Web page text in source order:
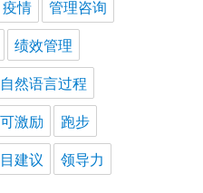
疫情
管理咨询
绩效管理
自然语言过程
激励
跑步
建议 领导力